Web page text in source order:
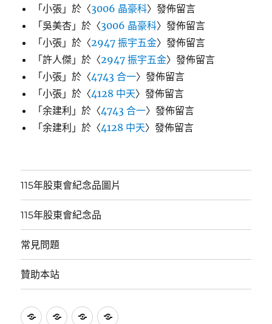
「小張 」於〈3006 晶豪科〉發佈留言
「吳美杏 」於〈3006 晶豪科〉發佈留言
「小張 」於〈2947 振宇五金〉發佈留言
「許人傑 」於〈2947 振宇五金〉發佈留言
「小張 」於〈4743 合一〉發佈留言
「小張 」於〈4128 中天〉發佈留言
「余建利 」於〈4743 合一〉發佈留言
「余建利 」於〈4128 中天〉發佈留言
115年股東會紀念品圖片
115年股東會紀念品
常見問題
贊助本站
115 115 常 贊